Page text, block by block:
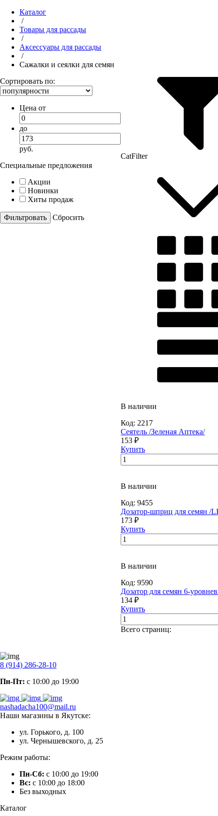
Каталог
/
Товары для рассады
/
Аксессуары для рассады
/
Сажалки и сеялки для семян
Сортировать по:
Цена от
до
руб.
Специальные предложения
Акции
Новинки
Хиты продаж
Cбросить
CatFilter
В наличии
Код: 2217
Сеятель /Зеленая Аптека/
153 ₽
Купить
В наличии
Код: 9455
Дозатор-шприц для семян /
173 ₽
Купить
В наличии
Код: 9590
Дозатор для семян 6-
134 ₽
Купить
Всего страниц:
8 (914) 286-28-10
Пн-Пт: с 10:00 до 19:00
nashadacha100@mail.ru
Наши магазины в Якутске:
ул. Горького, д. 100
ул. Чернышевского, д. 25
Режим работы:
Пн-Сб: с 10:00 до 19:00
Вс: с 10:00 до 18:00
Без выходных
Каталог